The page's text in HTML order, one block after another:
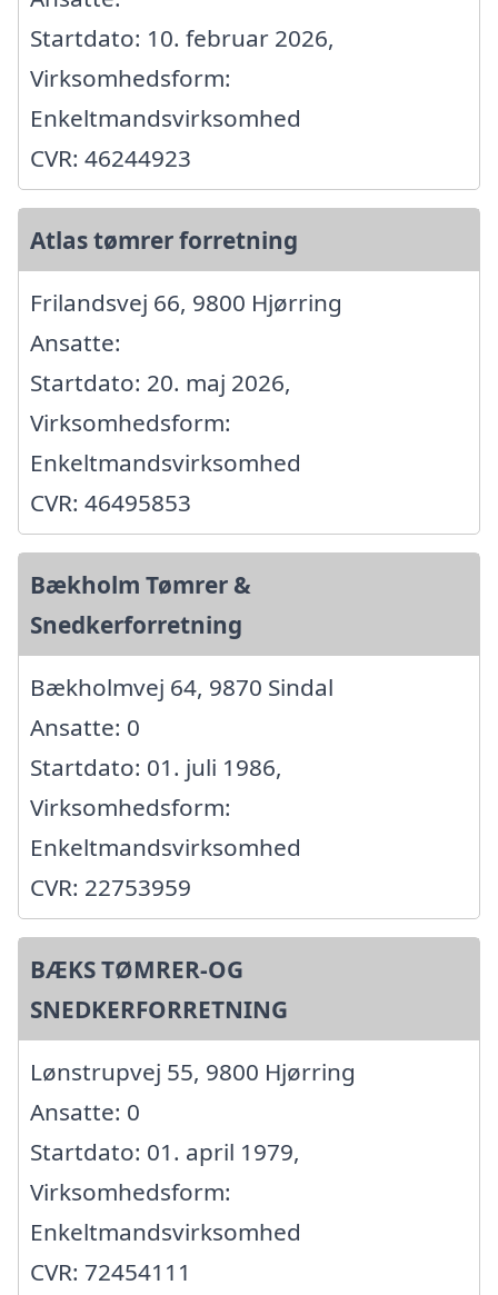
Startdato: 10. februar 2026,
Virksomhedsform:
Enkeltmandsvirksomhed
CVR: 46244923
Atlas tømrer forretning
Frilandsvej 66, 9800 Hjørring
Ansatte:
Startdato: 20. maj 2026,
Virksomhedsform:
Enkeltmandsvirksomhed
CVR: 46495853
Bækholm Tømrer &
Snedkerforretning
Bækholmvej 64, 9870 Sindal
Ansatte: 0
Startdato: 01. juli 1986,
Virksomhedsform:
Enkeltmandsvirksomhed
CVR: 22753959
BÆKS TØMRER-OG
SNEDKERFORRETNING
Lønstrupvej 55, 9800 Hjørring
Ansatte: 0
Startdato: 01. april 1979,
Virksomhedsform:
Enkeltmandsvirksomhed
CVR: 72454111